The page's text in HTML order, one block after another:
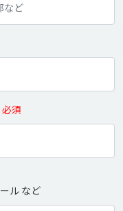
必須
ル など